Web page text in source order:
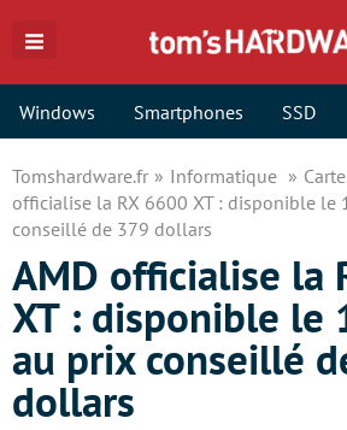
Windows Smartphones SSD
Tomshardware.fr Informatique
officialise la RX 6600 XT : disponible le
conseillé de 379 dollars
AMD officialise la
XT : disponible le
au prix conseillé
dollars